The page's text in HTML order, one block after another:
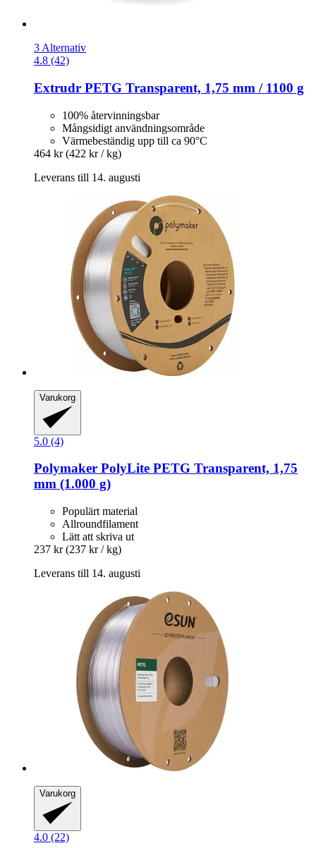
3 Alternativ
4.8 (42)
Extrudr PETG Transparent, 1,75 mm / 1100 g
100% återvinningsbar
Mångsidigt användningsområde
Värmebeständig upp till ca 90°C
464 kr (422 kr / kg)
Leverans till 14. augusti
Varukorg
5.0 (4)
Polymaker PolyLite PETG Transparent, 1,75
mm (1.000 g)
Populärt material
Allroundfilament
Lätt att skriva ut
237 kr (237 kr / kg)
Leverans till 14. augusti
Varukorg
4.0 (22)